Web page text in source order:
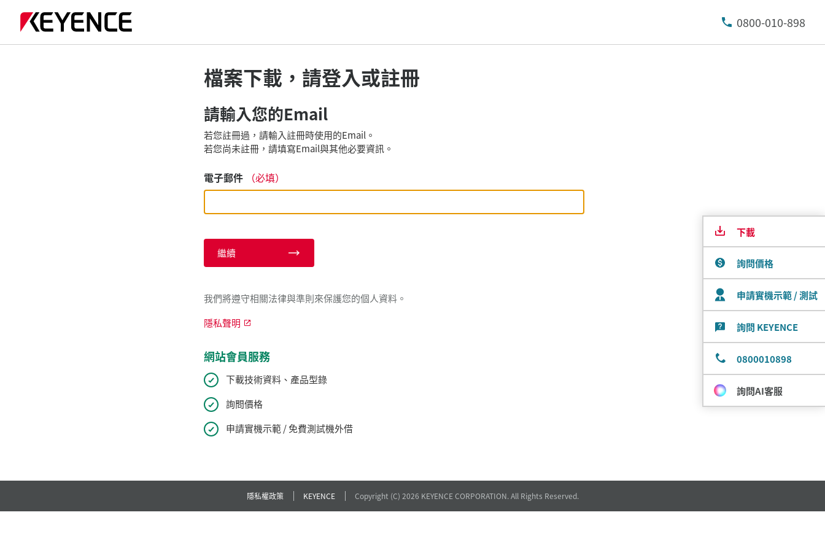
0800-010-898
檔案下載，請登入或註冊
請輸入您的Email
若您註冊過，請輸入註冊時使用的Email。
若您尚未註冊，請填寫Email與其他必要資訊。
電子郵件 （必填）
繼續
我們將遵守相關法律與準則來保護您的個人資料。
隱私聲明
網站會員服務
下載技術資料、產品型錄
詢問價格
申請實機示範 / 免費測試機外借
下載
詢問價格
申請實機示範 / 測試
詢問 KEYENCE
0800010898
詢問AI客服
隱私權政策 KEYENCE Copyright (C) 2026 KEYENCE CORPORATION. All Rights Reserved.